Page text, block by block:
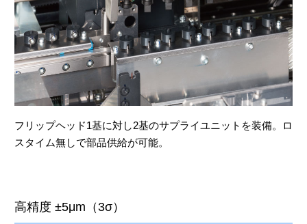
フリップヘッド1基に対し2基のサプライユニットを装備。ロ
スタイム無しで部品供給が可能。
高精度 ±5μm（3σ）